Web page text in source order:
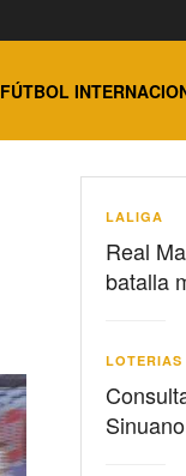
FÚTBOL
LALIGA
Real
batalla
LOTERIAS